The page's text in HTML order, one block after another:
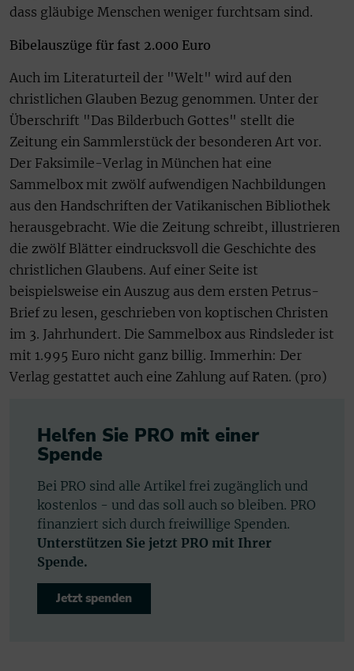
dass gläubige Menschen weniger furchtsam sind.
Bibelauszüge für fast 2.000 Euro
Auch im Literaturteil der "Welt" wird auf den
christlichen Glauben Bezug genommen. Unter der
Überschrift "Das Bilderbuch Gottes" stellt die
Zeitung ein Sammlerstück der besonderen Art vor.
Der Faksimile-Verlag in München hat eine
Sammelbox mit zwölf aufwendigen Nachbildungen
aus den Handschriften der Vatikanischen Bibliothek
herausgebracht. Wie die Zeitung schreibt, illustrieren
die zwölf Blätter eindrucksvoll die Geschichte des
christlichen Glaubens. Auf einer Seite ist
beispielsweise ein Auszug aus dem ersten Petrus-
Brief zu lesen, geschrieben von koptischen Christen
im 3. Jahrhundert. Die Sammelbox aus Rindsleder ist
mit 1.995 Euro nicht ganz billig. Immerhin: Der
Verlag gestattet auch eine Zahlung auf Raten. (pro)
Helfen Sie PRO mit einer
Spende
Bei PRO sind alle Artikel frei zugänglich und
kostenlos - und das soll auch so bleiben. PRO
finanziert sich durch freiwillige Spenden.
Unterstützen Sie jetzt PRO mit Ihrer
Spende.
Jetzt spenden